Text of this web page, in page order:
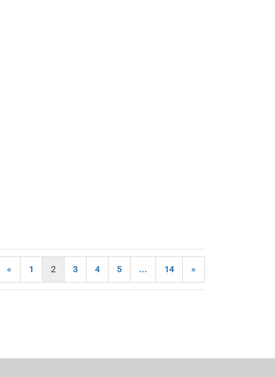
« 1 2 3 4 5 ... 14 »